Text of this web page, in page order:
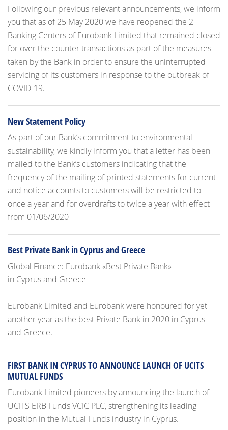
Following our previous relevant announcements, we inform
you that as of 25 May 2020 we have reopened the 2
Banking Centers of Eurobank Limited that remained closed
for over the counter transactions as part of the measures
taken by the Bank in order to ensure the uninterrupted
servicing of its customers in response to the outbreak of
COVID-19.
New Statement Policy
As part of our Bank’s commitment to environmental
sustainability, we kindly inform you that a letter has been
mailed to the Bank’s customers indicating that the
frequency of the mailing of printed statements for current
and notice accounts to customers will be restricted to
once a year and for overdrafts to twice a year with effect
from 01/06/2020
Best Private Bank in Cyprus and Greece
Global Finance: Eurobank «Best Private Bank»
in Cyprus and Greece
Eurobank Limited and Eurobank were honoured for yet
another year as the best Private Bank in 2020 in Cyprus
and Greece.
FIRST BANK IN CYPRUS TO ANNOUNCE LAUNCH OF UCITS
MUTUAL FUNDS
Eurobank Limited pioneers by announcing the launch of
UCITS ERB Funds VCIC PLC, strengthening its leading
position in the Mutual Funds industry in Cyprus.